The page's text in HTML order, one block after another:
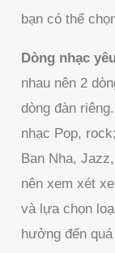
bạn có thể
Dòng nhạc
nhau nên 2
dòng đàn
nhạc Pop,
Ban Nha,
nên xem xét
và lựa chọn
hưởng đến